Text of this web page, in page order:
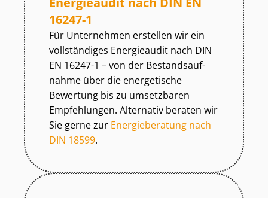
16247-1
Für Unternehmen erstellen wir ein
vollständiges Energieaudit nach DIN
EN 16247-1 – von der Be­stands­auf­
nah­me über die energetische
Bewertung bis zu umsetzbaren
Empfehlungen. Alternativ beraten wir
Sie gerne zur Energieberatung nach
DIN 18599.